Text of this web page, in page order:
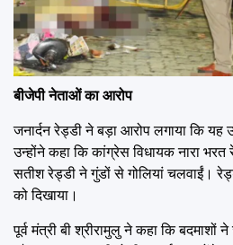
बीजेपी नेताओं का आरोप
जनार्दन रेड्डी ने बड़ा आरोप लगाया कि यह
उन्होंने कहा कि कांग्रेस विधायक नारा
सतीश रेड्डी ने गुंडों से गोलियां चलवाईं।
को दिखाया।
पूर्व मंत्री बी श्रीरामुलु ने कहा कि बदमाशों